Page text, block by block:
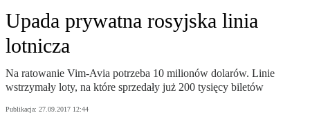
Upada prywatna rosyjska linia
lotnicza
Na ratowanie Vim-Avia potrzeba 10 milionów dolarów. Linie
wstrzymały loty, na które sprzedały już 200 tysięcy biletów
Publikacja: 27.09.2017 12:44